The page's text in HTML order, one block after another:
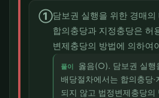
①담보권 실행을 위한 경매
합의충당과 지정충당은 허
변제충당의 방법에 의하여
풀이
옳음(○). 담보권 실행
배당절차에서는 합의충당
되지 않고 법정변제충당의